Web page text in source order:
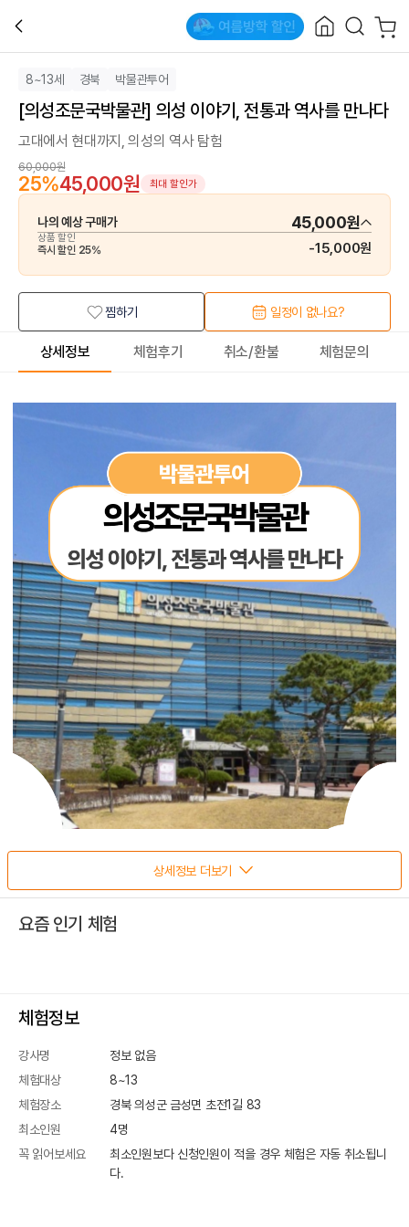
8~13세 경북 박물관투어
[의성조문국박물관] 의성 이야기, 전통과 역사를 만나다
고대에서 현대까지, 의성의 역사 탐험
60,000원
25%45,000원 최대 할인가
나의 예상 구매가 45,000원
상품 할인
즉시 할인 25% -15,000원
찜하기 일정이 없나요?
상세정보 체험후기 취소/환불 체험문의
상세정보 더보기
요즘 인기 체험
체험정보
강사명
정보 없음
체험대상
8~13
체험장소
경북 의성군 금성면 초전1길 83
최소인원
4명
꼭 읽어보세요
최소인원보다 신청인원이 적을 경우 체험은 자동 취소됩니
다.